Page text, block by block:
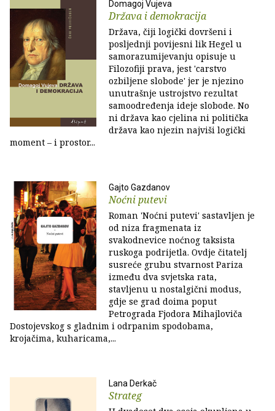
Domagoj Vujeva
Država i demokracija
Država, čiji logički dovršeni i
posljednji povijesni lik Hegel u
samorazumijevanju opisuje u
Filozofiji prava, jest 'carstvo
ozbiljene slobode' jer je njezino
unutrašnje ustrojstvo rezultat
samoodređenja ideje slobode. No
ni država kao cjelina ni politička
država kao njezin najviši logički
moment – i prostor...
Gajto Gazdanov
Noćni putevi
Roman 'Noćni putevi' sastavljen je
od niza fragmenata iz
svakodnevice noćnog taksista
ruskoga podrijetla. Ovdje čitatelj
susreće grubu stvarnost Pariza
između dva svjetska rata,
stavljenu u nostalgični modus,
gdje se grad doima poput
Petrograda Fjodora Mihajloviča
Dostojevskog s gladnim i odrpanim spodobama,
krojačima, kuharicama,...
Lana Derkač
Strateg